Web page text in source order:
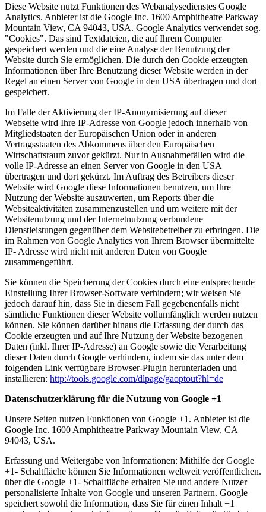
Diese Website nutzt Funktionen des Webanalysedienstes Google
Analytics. Anbieter ist die Google Inc. 1600 Amphitheatre Parkway
Mountain View, CA 94043, USA. Google Analytics verwendet sog.
"Cookies". Das sind Textdateien, die auf Ihrem Computer
gespeichert werden und die eine Analyse der Benutzung der
Website durch Sie ermöglichen. Die durch den Cookie erzeugten
Informationen über Ihre Benutzung dieser Website werden in der
Regel an einen Server von Google in den USA übertragen und dort
gespeichert.
Im Falle der Aktivierung der IP-Anonymisierung auf dieser
Webseite wird Ihre IP-Adresse von Google jedoch innerhalb von
Mitgliedstaaten der Europäischen Union oder in anderen
Vertragsstaaten des Abkommens über den Europäischen
Wirtschaftsraum zuvor gekürzt. Nur in Ausnahmefällen wird die
volle IP-Adresse an einen Server von Google in den USA
übertragen und dort gekürzt. Im Auftrag des Betreibers dieser
Website wird Google diese Informationen benutzen, um Ihre
Nutzung der Website auszuwerten, um Reports über die
Websiteaktivitäten zusammenzustellen und um weitere mit der
Websitenutzung und der Internetnutzung verbundene
Dienstleistungen gegenüber dem Websitebetreiber zu erbringen. Die
im Rahmen von Google Analytics von Ihrem Browser übermittelte
IP- Adresse wird nicht mit anderen Daten von Google
zusammengeführt.
Sie können die Speicherung der Cookies durch eine entsprechende
Einstellung Ihrer Browser-Software verhindern; wir weisen Sie
jedoch darauf hin, dass Sie in diesem Fall gegebenenfalls nicht
sämtliche Funktionen dieser Website vollumfänglich werden nutzen
können. Sie können darüber hinaus die Erfassung der durch das
Cookie erzeugten und auf Ihre Nutzung der Website bezogenen
Daten (inkl. Ihrer IP-Adresse) an Google sowie die Verarbeitung
dieser Daten durch Google verhindern, indem sie das unter dem
folgenden Link verfügbare Browser-Plugin herunterladen und
installieren: http://tools.google.com/dlpage/gaoptout?hl=de
Datenschutzerklärung für die Nutzung von Google +1
Unsere Seiten nutzen Funktionen von Google +1. Anbieter ist die
Google Inc. 1600 Amphitheatre Parkway Mountain View, CA
94043, USA.
Erfassung und Weitergabe von Informationen: Mithilfe der Google
+1- Schaltfläche können Sie Informationen weltweit veröffentlichen.
über die Google +1- Schaltfläche erhalten Sie und andere Nutzer
personalisierte Inhalte von Google und unseren Partnern. Google
speichert sowohl die Information, dass Sie für einen Inhalt +1